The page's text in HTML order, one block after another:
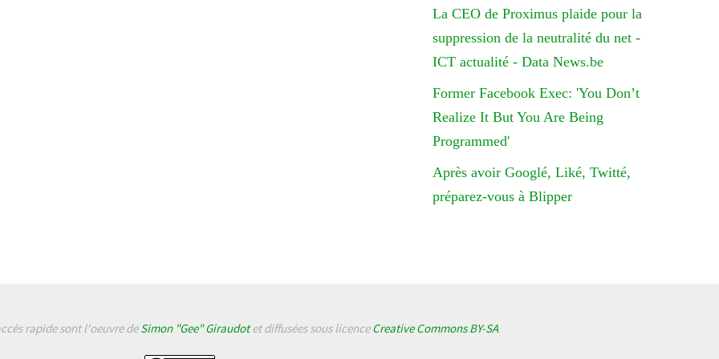
La CEO de Proximus plaide pour la
suppression de la neutralité du net -
ICT actualité - Data News.be
Former Facebook Exec: 'You Don’t
Realize It But You Are Being
Programmed'
Après avoir Googlé, Liké, Twitté,
préparez-vous à Blipper
rapide sont l'oeuvre deSimon "Gee" Giraudotet diffusées sous licenceCreative Commons BY-SA